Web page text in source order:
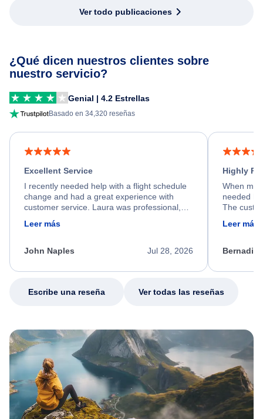
Ver todo publicaciones
¿Qué dicen nuestros clientes sobre
nuestro servicio?
Genial | 4.2 Estrellas
Basado en 34,320 reseñas
Excellent Service
I recently needed help with a flight schedule
change and had a great experience with
customer service. Laura was professional,
friendly, and very helpful throughout the
process. She quickly found a solution and
appreciate her excellent service.
Leer más
Jul 28, 2026
John Naples
Highly
When my
needed
The
calm,
my issue.
Leer más
Escribe una reseña Ver todas las reseñas